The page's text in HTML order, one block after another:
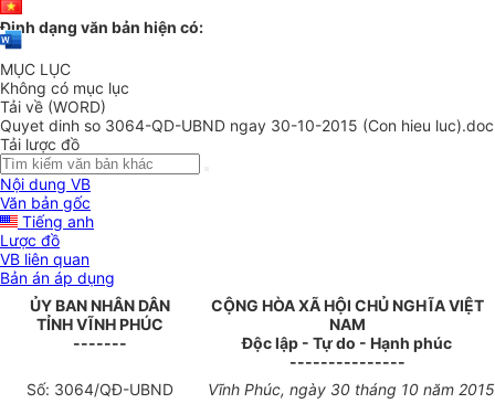
Định dạng văn bản hiện có:
MỤC LỤC
Không có mục lục
Tải về (WORD)
Quyet dinh so 3064-QD-UBND ngay 30-10-2015 (Con hieu luc).doc
Tải lược đồ
Nội dung VB
Văn bản gốc
Tiếng anh
Lược đồ
VB liên quan
Bản án áp dụng
ỦY BAN NHÂN DÂN
TỈNH VĨNH PHÚC
-------
CỘNG HÒA XÃ HỘI CHỦ NGHĨA VIỆT
NAM
Độc lập - Tự do - Hạnh phúc
---------------
Số: 3064/QĐ-UBND Vĩnh Phúc, ngày 30 tháng 10 năm 2015